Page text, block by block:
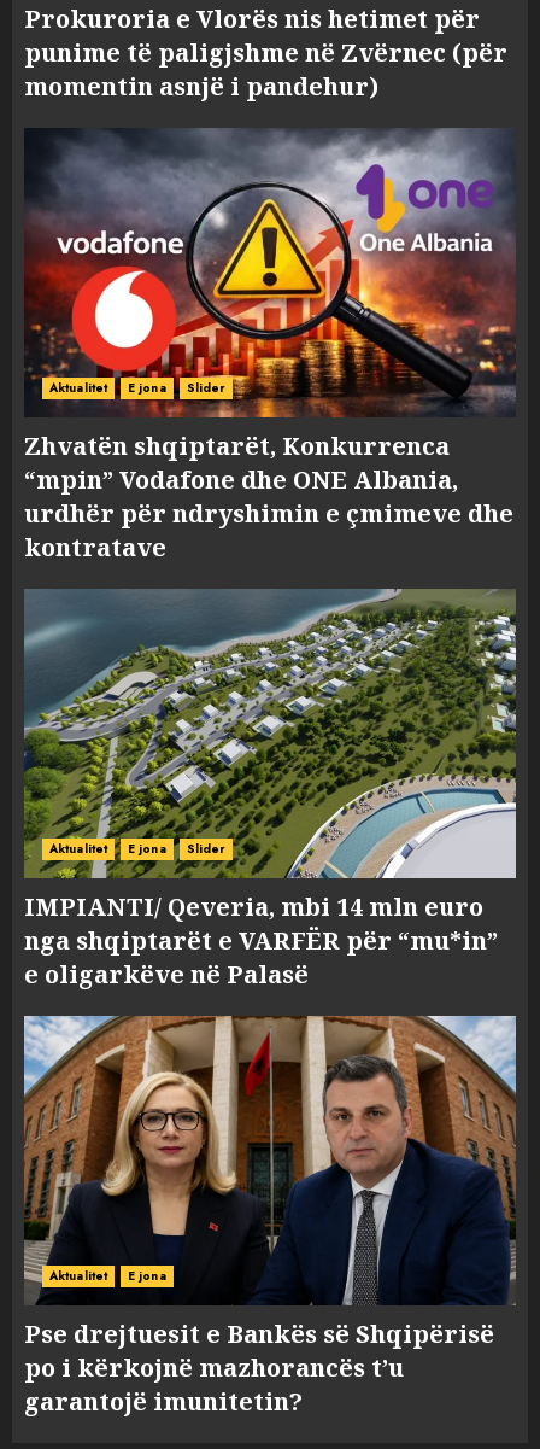
Prokuroria e Vlorës nis hetimet për
punime të paligjshme në Zvërnec (për
momentin asnjë i pandehur)
Aktualitet E jona Slider
Zhvatën shqiptarët, Konkurrenca
“mpin” Vodafone dhe ONE Albania,
urdhër për ndryshimin e çmimeve dhe
kontratave
Aktualitet E jona Slider
IMPIANTI/ Qeveria, mbi 14 mln euro
nga shqiptarët e VARFËR për “mu*in”
e oligarkëve në Palasë
Aktualitet E jona
Pse drejtuesit e Bankës së Shqipërisë
po i kërkojnë mazhorancës t’u
garantojë imunitetin?